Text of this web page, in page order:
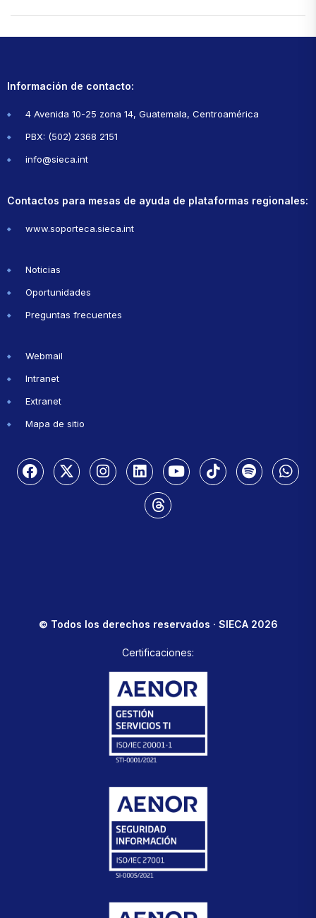
Información de contacto:
4 Avenida 10-25 zona 14, Guatemala, Centroamérica
PBX: (502) 2368 2151
info@sieca.int
Contactos para mesas de ayuda de plataformas regionales:
www.soporteca.sieca.int
Noticias
Oportunidades
Preguntas frecuentes
Webmail
Intranet
Extranet
Mapa de sitio
© Todos los derechos reservados · SIECA 2026
Certificaciones: